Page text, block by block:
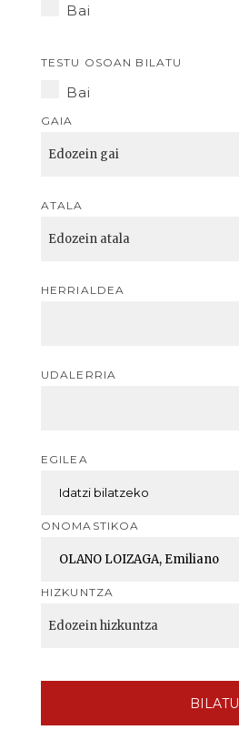
Bai
TESTU OSOAN BILATU
Bai
GAIA
ATALA
HERRIALDEA
UDALERRIA
EGILEA
ONOMASTIKOA
HIZKUNTZA
BILATU